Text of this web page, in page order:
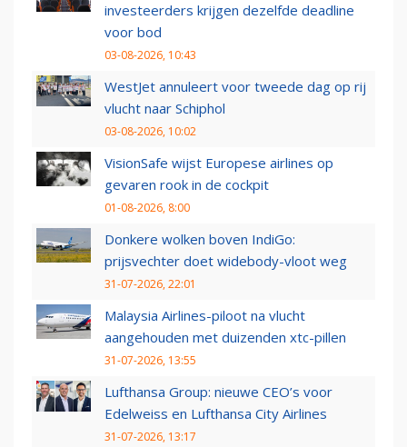
investeerders krijgen dezelfde deadline
voor bod
03-08-2026, 10:43
WestJet annuleert voor tweede dag op rij
vlucht naar Schiphol
03-08-2026, 10:02
VisionSafe wijst Europese airlines op
gevaren rook in de cockpit
01-08-2026, 8:00
Donkere wolken boven IndiGo:
prijsvechter doet widebody-vloot weg
31-07-2026, 22:01
Malaysia Airlines-piloot na vlucht
aangehouden met duizenden xtc-pillen
31-07-2026, 13:55
Lufthansa Group: nieuwe CEO’s voor
Edelweiss en Lufthansa City Airlines
31-07-2026, 13:17